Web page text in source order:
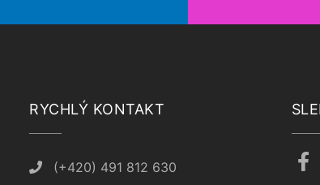
RYCHLÝ KONTAKT
(+420) 491 812 630